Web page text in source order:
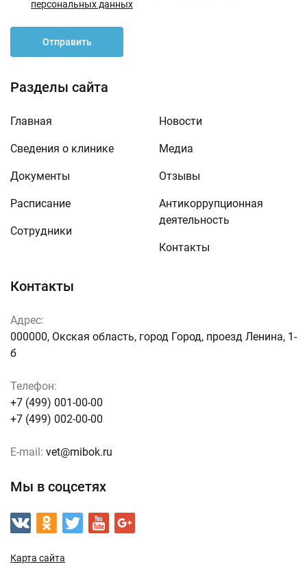
Контакты
Адрес:
000000, Окская область, город Город, проезд Ленина, 1-
б
Телефон:
+7 (499) 001-00-00
+7 (499) 002-00-00
E-mail: vet@mibok.ru
Мы в соцсетях
Карта сайта
Разделы сайта
Главная
Сведения о клинике
Документы
Расписание
Сотрудники
Новости
Медиа
Отзывы
Антикоррупционная
деятельность
Контакты
персональных данных
Отправить